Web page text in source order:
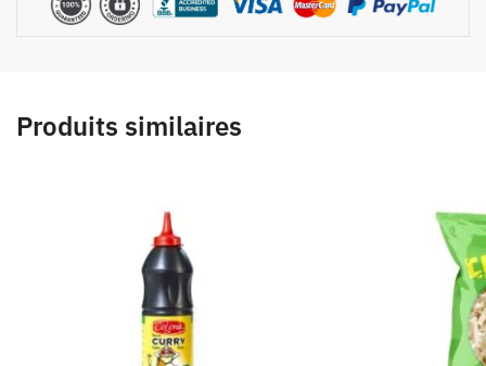
Produits similaires